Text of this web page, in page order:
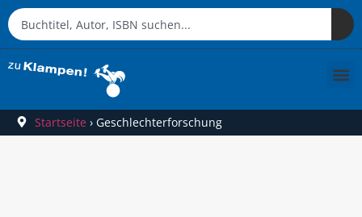
Startseite › Geschlechterforschung